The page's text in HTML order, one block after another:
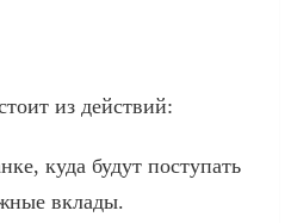
из действий:
куда будут поступать
вклады.